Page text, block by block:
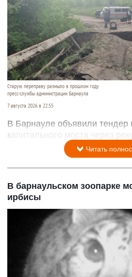
Старую переправу размыло в прошлом году
пресс-службы администрации Барнаула
7 августа 2026 в 22:55
В Барнауле объявили тендер
капитального моста через
Читать
В барнаульском зоопарке
ирбисы